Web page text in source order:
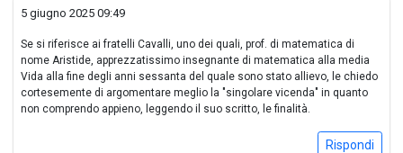
5 giugno 2025 09:49
Se si riferisce ai fratelli Cavalli, uno dei quali, prof. di matematica di
nome Aristide, apprezzatissimo insegnante di matematica alla media
Vida alla fine degli anni sessanta del quale sono stato allievo, le chiedo
cortesemente di argomentare meglio la "singolare vicenda" in quanto
non comprendo appieno, leggendo il suo scritto, le finalità.
Rispondi